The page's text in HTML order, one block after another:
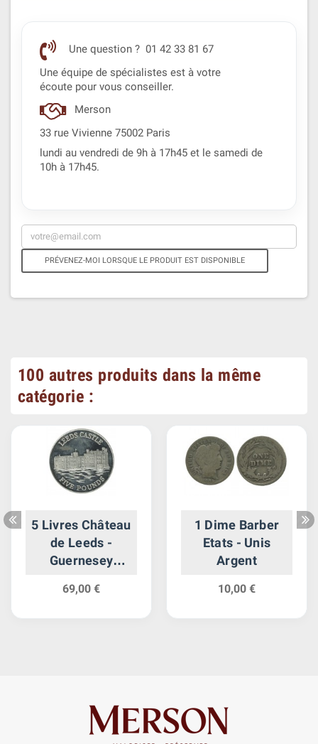
Une question ? 01 42 33 81 67
Une équipe de spécialistes est à votre
écoute pour vous conseiller.
Merson
33 rue Vivienne 75002 Paris
lundi au vendredi de 9h à 17h45 et le samedi de
10h à 17h45.
PRÉVENEZ-MOI LORSQUE LE PRODUIT EST DISPONIBLE
100 autres produits dans la même
catégorie :
5 Livres Château
de Leeds -
Guernesey
69,00 €
1 Dime Barber
Etats - Unis
Argent
10,00 €